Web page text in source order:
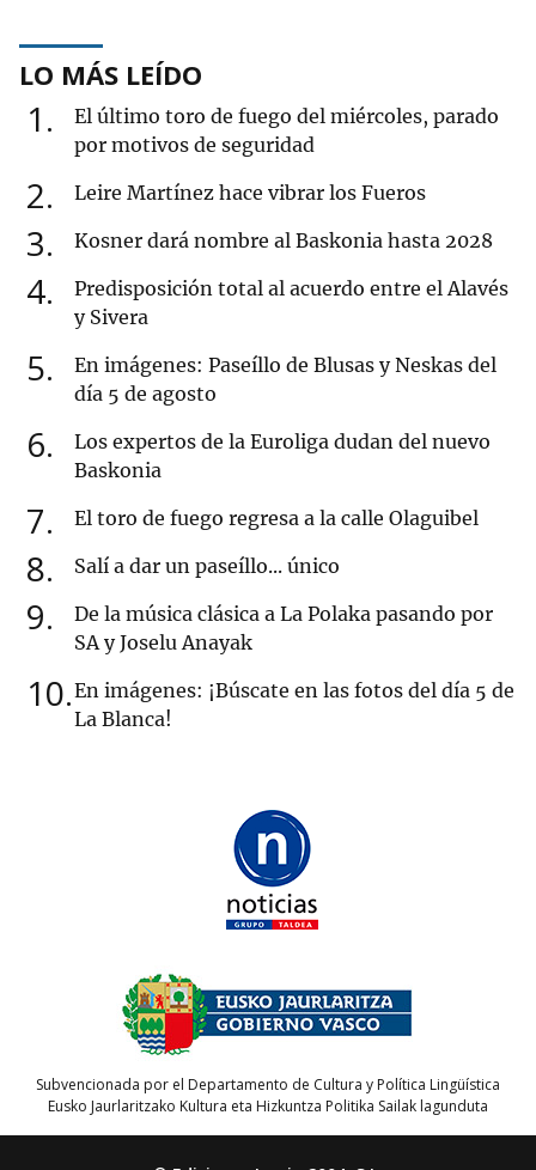
LO MÁS LEÍDO
1
El último toro de fuego del miércoles, parado
por motivos de seguridad
2 Leire Martínez hace vibrar los Fueros
3 Kosner dará nombre al Baskonia hasta 2028
4
Predisposición total al acuerdo entre el Alavés
y Sivera
5
En imágenes: Paseíllo de Blusas y Neskas del
día 5 de agosto
6
Los expertos de la Euroliga dudan del nuevo
Baskonia
7 El toro de fuego regresa a la calle Olaguibel
8 Salí a dar un paseíllo... único
9
De la música clásica a La Polaka pasando por
SA y Joselu Anayak
10 En imágenes: ¡Búscate en las fotos del día 5 de
La Blanca!
Subvencionada por el Departamento de Cultura y Política Lingüística
Eusko Jaurlaritzako Kultura eta Hizkuntza Politika Sailak lagunduta